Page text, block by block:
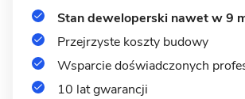
MUROWANY
Stan deweloperski nawet w 9
Przejrzyste koszty budowy
Wsparcie doświadczonych
10 lat gwarancji